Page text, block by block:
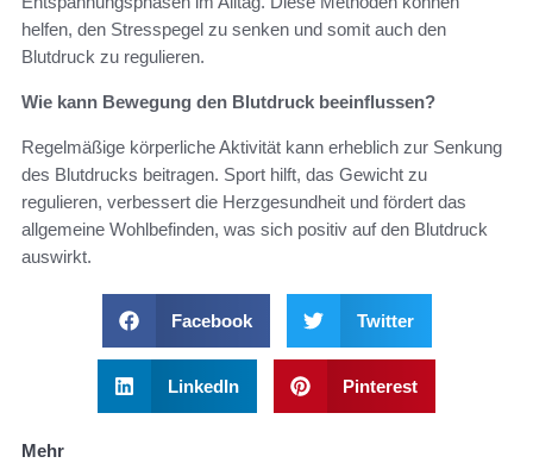
helfen, den Stresspegel zu senken und somit auch den
Blutdruck zu regulieren.
Wie kann Bewegung den Blutdruck beeinflussen?
Regelmäßige körperliche Aktivität kann erheblich zur Senkung
des Blutdrucks beitragen. Sport hilft, das Gewicht zu
regulieren, verbessert die Herzgesundheit und fördert das
allgemeine Wohlbefinden, was sich positiv auf den Blutdruck
auswirkt.
Facebook Twitter
LinkedIn Pinterest
Mehr